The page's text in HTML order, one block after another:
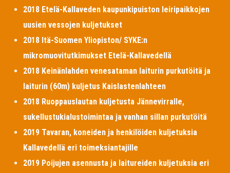
2018 Etelä-Kallaveden kaupunkipuiston leiripaikkojen
uusien vessojen kuljetukset
2018 Itä-Suomen Yliopiston/ SYKE:n
mikromuovitutkimukset Etelä-Kallavedellä
2018 Keinänlahden venesataman laiturin purkutöitä ja
laiturin (60m) kuljetus Kaislastenlahteen
2018 Ruoppauslautan kuljetusta Jännevirralle,
sukellustukialustoimintaa ja vanhan sillan purkutöitä
2019 Tavaran, koneiden ja henkilöiden kuljetuksia
Kallavedellä eri toimeksiantajille
2019 Poijujen asennusta ja laitureiden kuljetuksia eri